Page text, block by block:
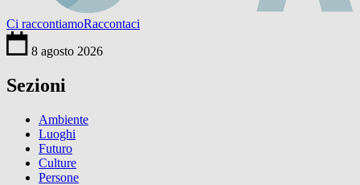
Ci raccontiamoRaccontaci
8 agosto 2026
Sezioni
Ambiente
Luoghi
Futuro
Culture
Persone